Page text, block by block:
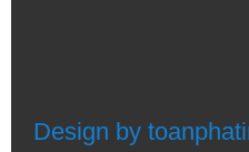
Design by